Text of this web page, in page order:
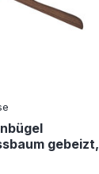
gebeizt,